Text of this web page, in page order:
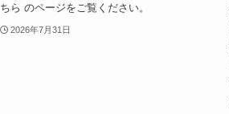
ちら のページをご覧ください。
2026年7月31日